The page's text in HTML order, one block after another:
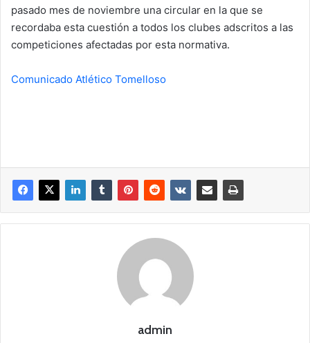
pasado mes de noviembre una circular en la que se
recordaba esta cuestión a todos los clubes adscritos a las
competiciones afectadas por esta normativa.
Comunicado Atlético Tomelloso
admin